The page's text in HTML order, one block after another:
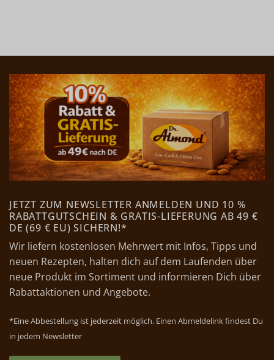
JETZT ZUM NEWSLETTER ANMELDEN UND 10 %
RABATTGUTSCHEIN & GRATIS-LIEFERUNG AB 49 €
DE (69 € EU) SICHERN!*
Wir liefern kostenlosen Mehrwert mit Infos, Tipps und
neuen Rezepten, halten dich auf dem Laufenden über
neue Produkt im Sortiment und informieren Dich über
Rabattaktionen und Angebote.
*Eine Abbestellung ist jederzeit möglich. Einen Abmeldelink findest Du
in jedem Newsletter